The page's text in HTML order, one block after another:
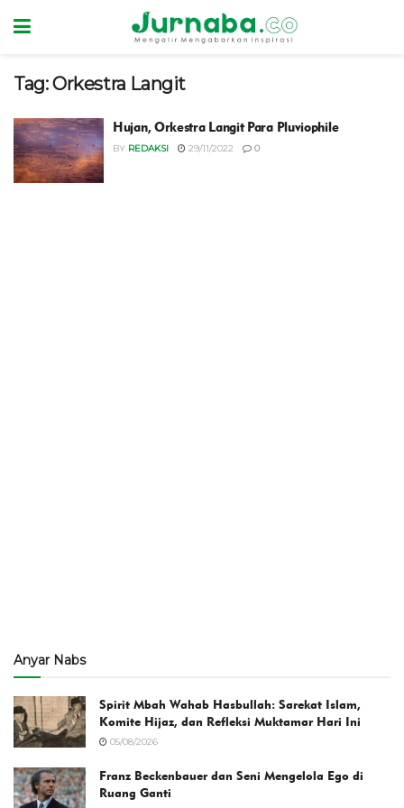
Tag:Orkestra Langit
Hujan, Orkestra Langit Para Pluviophile
BY REDAKSI 29/11/2022 0
Anyar Nabs
Spirit Mbah Wahab Hasbullah: Sarekat Islam,
Komite Hijaz, dan Refleksi Muktamar Hari Ini
05/08/2026
Franz Beckenbauer dan Seni Mengelola Ego di
Ruang Ganti